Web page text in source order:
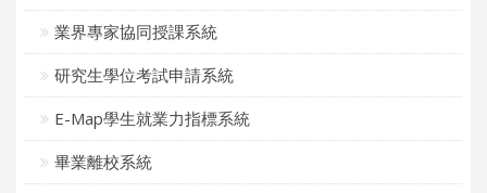
業界專家協同授課系統
研究生學位考試申請系統
E-Map學生就業力指標系統
畢業離校系統